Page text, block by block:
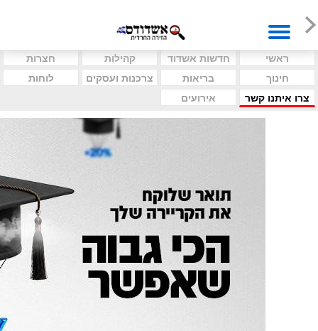
ראשי חדשות אשדוד קהילות
חצרות
חינוך
בריאות צרכנות ועסקים
לוחות
צרו איתנו קשר
אירועים